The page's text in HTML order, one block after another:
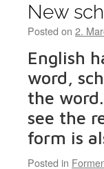
New
Posted on 2.
English
word,
the
see the
form is
Posted in